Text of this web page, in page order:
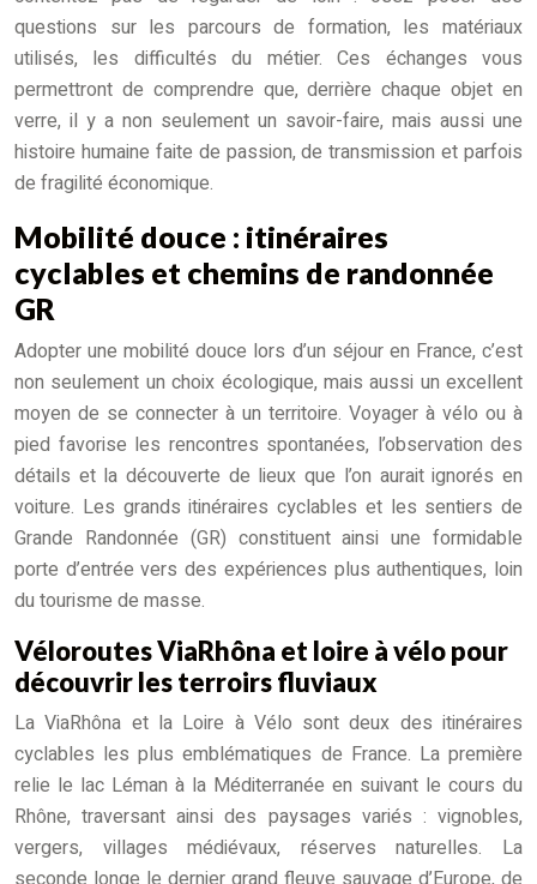
questions sur les parcours de formation, les matériaux
utilisés, les difficultés du métier. Ces échanges vous
permettront de comprendre que, derrière chaque objet en
verre, il y a non seulement un savoir-faire, mais aussi une
histoire humaine faite de passion, de transmission et parfois
de fragilité économique.
Mobilité douce : itinéraires
cyclables et chemins de randonnée
GR
Adopter une mobilité douce lors d’un séjour en France, c’est
non seulement un choix écologique, mais aussi un excellent
moyen de se connecter à un territoire. Voyager à vélo ou à
pied favorise les rencontres spontanées, l’observation des
détails et la découverte de lieux que l’on aurait ignorés en
voiture. Les grands itinéraires cyclables et les sentiers de
Grande Randonnée (GR) constituent ainsi une formidable
porte d’entrée vers des expériences plus authentiques, loin
du tourisme de masse.
Véloroutes ViaRhôna et loire à vélo pour
découvrir les terroirs fluviaux
La ViaRhôna et la Loire à Vélo sont deux des itinéraires
cyclables les plus emblématiques de France. La première
relie le lac Léman à la Méditerranée en suivant le cours du
Rhône, traversant ainsi des paysages variés : vignobles,
vergers, villages médiévaux, réserves naturelles. La